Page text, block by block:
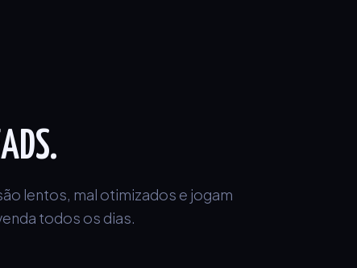
lentos, mal otimizados e jogam
todos os dias.